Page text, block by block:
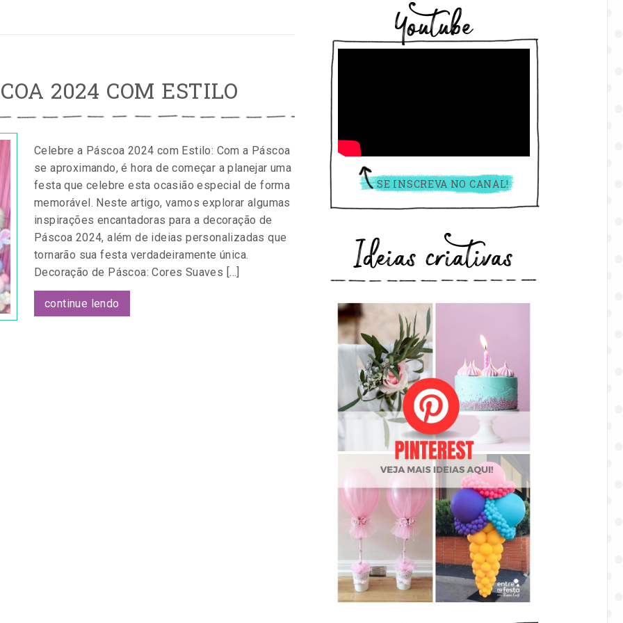
2024 COM ESTILO
Celebre a Páscoa 2024 com Estilo: Com a Páscoa
se aproximando, é hora de começar a planejar uma
festa que celebre esta ocasião especial de forma
memorável. Neste artigo, vamos explorar algumas
inspirações encantadoras para a decoração de
Páscoa 2024, além de ideias personalizadas que
tornarão sua festa verdadeiramente única.
Decoração de Páscoa: Cores Suaves […]
continue lendo
Youtube
SE INSCREVA NO CANAL!
Ideias criativas